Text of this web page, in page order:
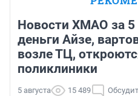
Новости ХМАО за 5
деньги Айзе,
возле ТЦ,
поликлиники
5 августа 15 489